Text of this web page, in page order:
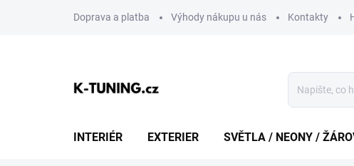
Doprava a platba Výhody nákupu u nás Kontakty
INTERIÉR EXTERIER SVĚTLA / NEONY /